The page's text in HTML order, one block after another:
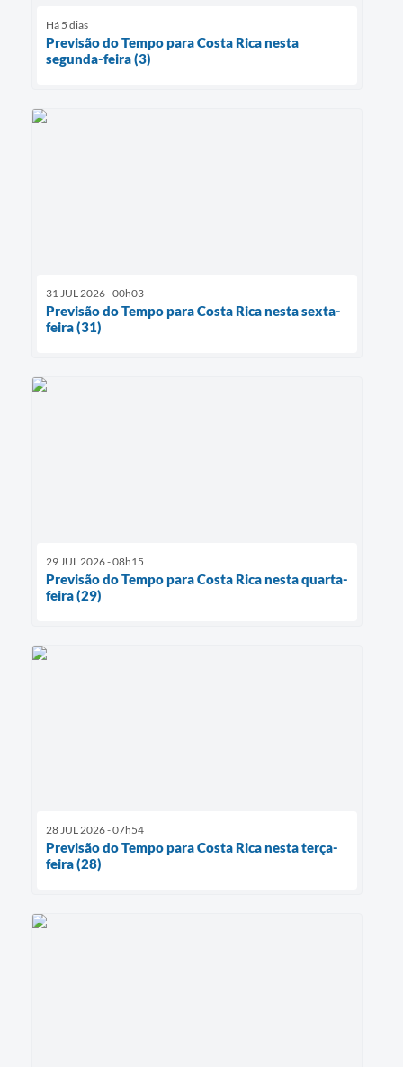
Há 5 dias
Previsão do Tempo para Costa Rica nesta
segunda-feira (3)
31 JUL 2026 - 00h03
Previsão do Tempo para Costa Rica nesta sexta-
feira (31)
29 JUL 2026 - 08h15
Previsão do Tempo para Costa Rica nesta quarta-
feira (29)
28 JUL 2026 - 07h54
Previsão do Tempo para Costa Rica nesta terça-
feira (28)